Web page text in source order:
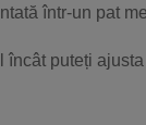
într-un pat
încât puteți ajusta